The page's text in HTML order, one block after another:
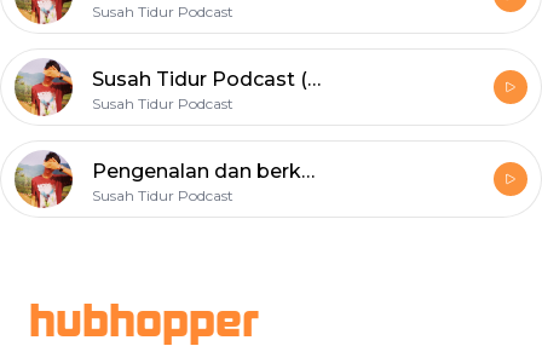
Susah Tidur Podcast
Susah Tidur Podcast (Trailer)
Susah Tidur Podcast
Pengenalan dan berkenalan
Susah Tidur Podcast
hubhopper